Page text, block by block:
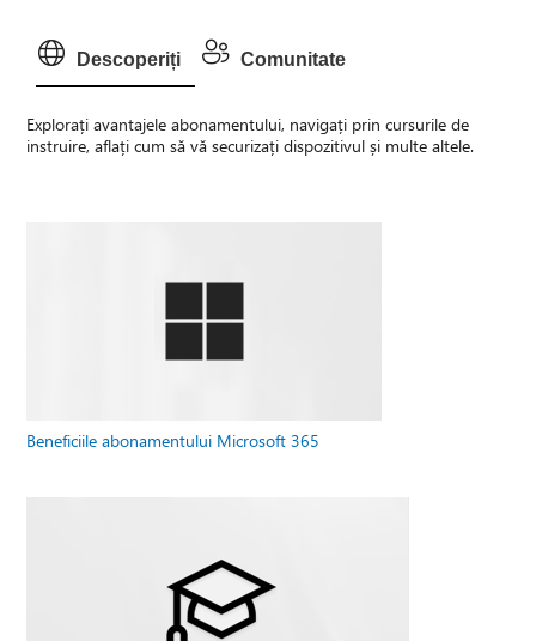
Descoperiți Comunitate
Explorați avantajele abonamentului, navigați prin cursurile de
instruire, aflați cum să vă securizați dispozitivul și multe altele.
Beneficiile abonamentului Microsoft 365